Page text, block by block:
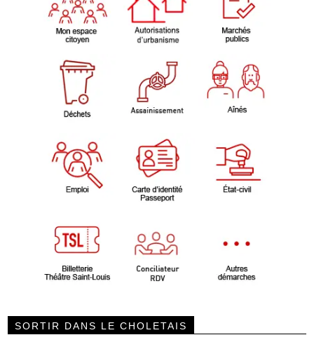
SORTIR DANS LE CHOLETAIS